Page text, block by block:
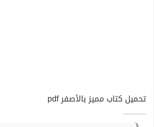
تحميل كتاب مميز بالأصفر pdf